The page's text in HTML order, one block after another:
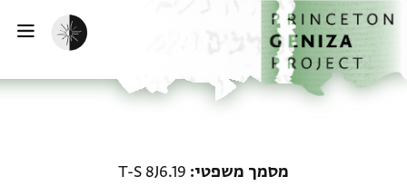
לתוכןהבית
הפעלת מצב כהה
מסמך משפטי T-S 8J6.19